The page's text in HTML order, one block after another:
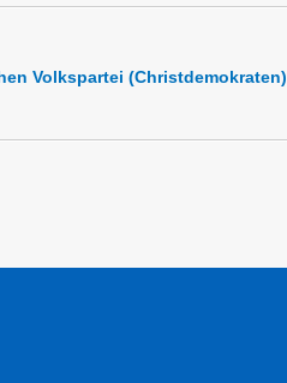
Volkspartei (Christdemokraten)